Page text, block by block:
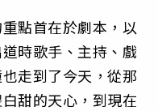
點首在於劇本，以
時歌手、主持、戲
走到了今天，從那
甜的天心，到現在